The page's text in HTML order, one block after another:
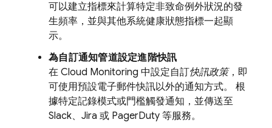
可以建立指標來計算特定非致命例外狀況的發
生頻率，並與其他系統健康狀態指標一起顯
示。
為自訂通知管道設定進階快訊
在 Cloud Monitoring 中設定自訂快訊政策，即
可使用預設電子郵件快訊以外的通知方式。 根
據特定記錄模式或門檻觸發通知，並傳送至
Slack、Jira 或 PagerDuty 等服務。